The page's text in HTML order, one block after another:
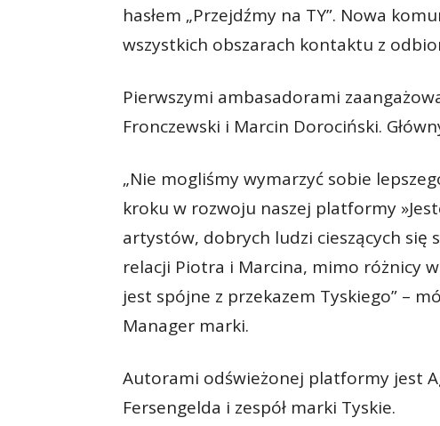
hasłem „Przejdźmy na TY”. Nowa
wszystkich obszarach kontaktu z
Pierwszymi ambasadorami
Fronczewski i Marcin Dorociński.
„Nie mogliśmy wymarzyć sobie
kroku w rozwoju naszej platformy
artystów, dobrych ludzi cieszących się
relacji Piotra i Marcina, mimo różnicy
jest spójne z przekazem Tyskiego” –
Manager marki.
Autorami odświeżonej platformy jest
Fersengelda i zespół marki Tyskie.